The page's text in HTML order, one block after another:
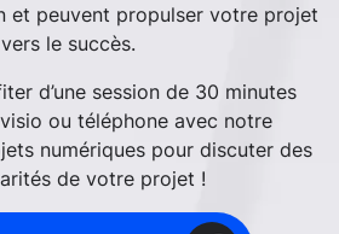
et peuvent propulser votre projet
vers le succès.
d’une session de 30 minutes
visio ou téléphone avec notre
numériques pour discuter des
de votre projet !